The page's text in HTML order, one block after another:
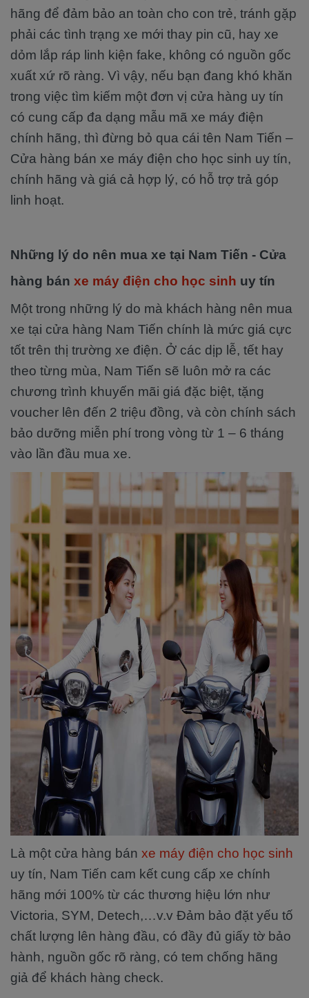
hãng để đảm bảo an toàn cho con trẻ, tránh gặp
phải các tình trạng xe mới thay pin cũ, hay xe
dỏm lắp ráp linh kiện fake, không có nguồn gốc
xuất xứ rõ ràng. Vì vậy, nếu bạn đang khó khăn
trong việc tìm kiếm một đơn vị cửa hàng uy tín
có cung cấp đa dạng mẫu mã xe máy điện
chính hãng, thì đừng bỏ qua cái tên Nam Tiến –
Cửa hàng bán xe máy điện cho học sinh uy tín,
chính hãng và giá cả hợp lý, có hỗ trợ trả góp
linh hoạt.
Những lý do nên mua xe tại Nam Tiến - Cửa
hàng bán xe máy điện cho học sinh uy tín
Một trong những lý do mà khách hàng nên mua
xe tại cửa hàng Nam Tiến chính là mức giá cực
tốt trên thị trường xe điện. Ở các dịp lễ, tết hay
theo từng mùa, Nam Tiến sẽ luôn mở ra các
chương trình khuyến mãi giá đặc biệt, tặng
voucher lên đến 2 triệu đồng, và còn chính sách
bảo dưỡng miễn phí trong vòng từ 1 – 6 tháng
vào lần đầu mua xe.
Là một cửa hàng bán xe máy điện cho học sinh
uy tín, Nam Tiến cam kết cung cấp xe chính
hãng mới 100% từ các thương hiệu lớn như
Victoria, SYM, Detech,…v.v Đảm bảo đặt yếu tố
chất lượng lên hàng đầu, có đầy đủ giấy tờ bảo
hành, nguồn gốc rõ ràng, có tem chống hãng
giả để khách hàng check.